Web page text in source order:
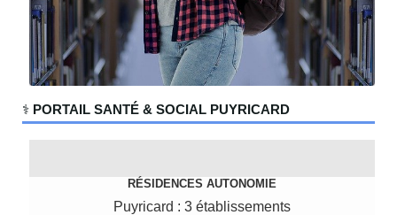
‍⚕️ PORTAIL SANTÉ & SOCIAL PUYRICARD
RÉSIDENCES AUTONOMIE
Puyricard : 3 établissements